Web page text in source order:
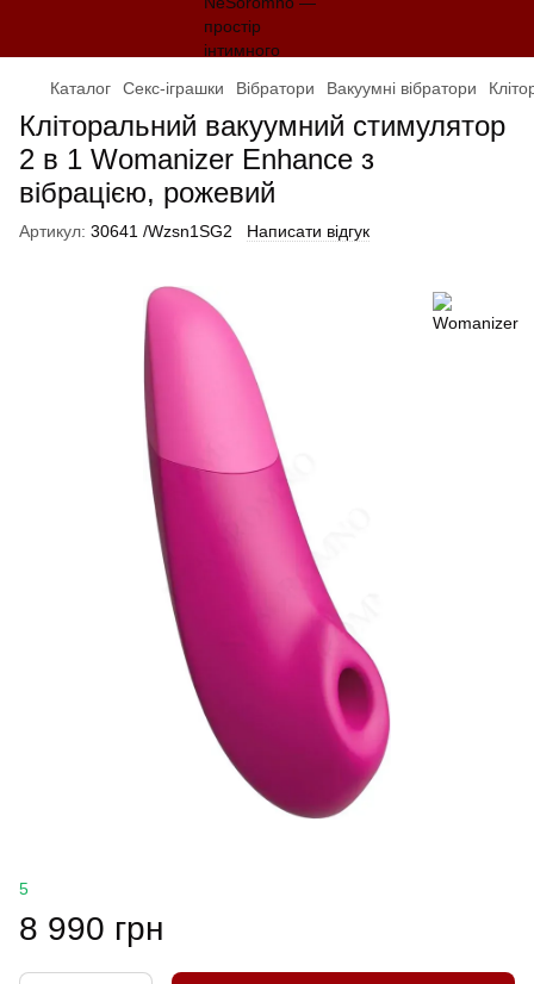
Каталог Секс-іграшки Вібратори Вакуумні вібратори
Кліторальний вакуумний стимулятор
2 в 1 Womanizer Enhance з
вібрацією, рожевий
Артикул: 30641 /Wzsn1SG2 Написати відгук
5
8 990 грн